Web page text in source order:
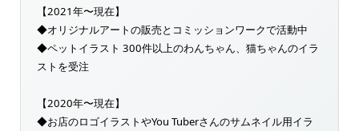
【2021年〜現在】
◆オリジナルアートの販売とコミッションワークで活動中
◆ペットイラスト 300件以上のわんちゃん、猫ちゃんのイラ
ストを受注
【2020年〜現在】
◆お店のロゴイラストやYou Tuberさんのサムネイル用イラ